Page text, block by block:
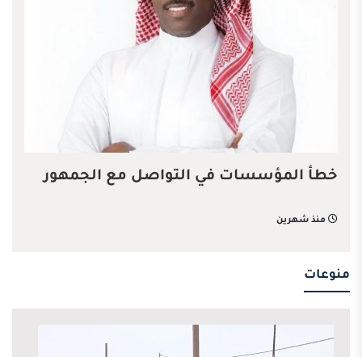
خطأ المؤسسات في التواصل مع الجمهور
منذ شهرين
منوعات